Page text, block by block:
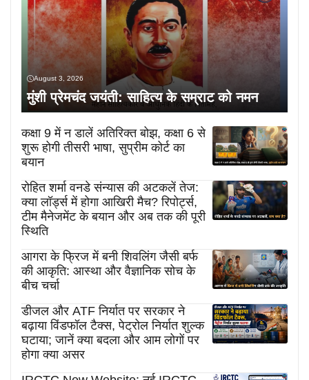
August 3, 2026
मुंशी प्रेमचंद जयंती: साहित्य के सम्राट को नमन
कक्षा 9 में न डालें अतिरिक्त बोझ, कक्षा 6 से
शुरू होगी तीसरी भाषा, सुप्रीम कोर्ट का
बयान
रोहित शर्मा वनडे संन्यास की अटकलें तेज:
क्या लॉर्ड्स में होगा आखिरी मैच? रिपोर्ट्स,
टीम मैनेजमेंट के बयान और अब तक की पूरी
स्थिति
आगरा के फ्रिज में बनी शिवलिंग जैसी बर्फ
की आकृति: आस्था और वैज्ञानिक सोच के
बीच चर्चा
डीजल और ATF निर्यात पर सरकार ने
बढ़ाया विंडफॉल टैक्स, पेट्रोल निर्यात शुल्क
घटाया; जानें क्या बदला और आम लोगों पर
होगा क्या असर